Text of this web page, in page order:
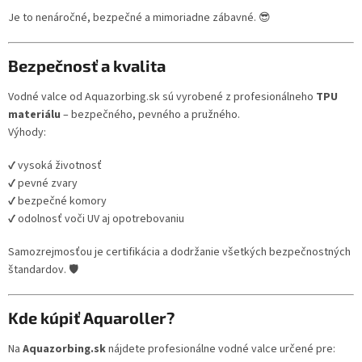
Je to nenáročné, bezpečné a mimoriadne zábavné. 😎
Bezpečnosť a kvalita
Vodné valce od Aquazorbing.sk sú vyrobené z profesionálneho TPU
materiálu – bezpečného, pevného a pružného.
Výhody:
✔ vysoká životnosť
✔ pevné zvary
✔ bezpečné komory
✔ odolnosť voči UV aj opotrebovaniu
Samozrejmosťou je certifikácia a dodržanie všetkých bezpečnostných
štandardov. 🛡️
Kde kúpiť Aquaroller?
Na Aquazorbing.sknájdete profesionálne vodné valce určené pre: